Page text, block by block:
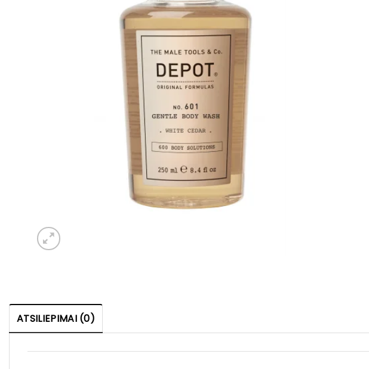
ATSILIEPIMAI (0)